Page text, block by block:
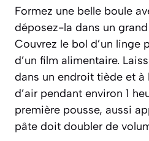
Formez une belle boule
déposez-la dans un
Couvrez le bol d’un linge
d’un film alimentaire.
dans un endroit tiède et à
d’air pendant environ 1
première pousse, aussi
pâte doit doubler de